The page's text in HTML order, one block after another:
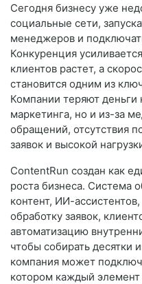
Сегодня бизнесу уже
социальные сети,
менеджеров и
Конкуренция
клиентов растет, а
становится одним из
Компании теряют деньги
маркетинга, но и из-за
обращений, отсутствия
заявок и высокой
ContentRun создан как
роста бизнеса. Система
контент, ИИ-
обработку заявок,
автоматизацию
чтобы собирать десятки
компания может
котором каждый элемент